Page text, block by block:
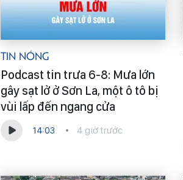
Tin Nóng
Podcast tin trưa 6-8: Mưa lớn
gây sạt lở ở Sơn La, một ô tô bị
vùi lấp đến ngang cửa
14:03 4 giờ trước